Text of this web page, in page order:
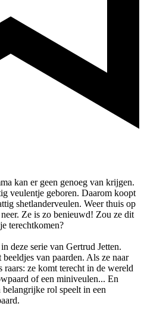
kan er geen genoeg van krijgen.
veulentje geboren. Daarom koopt
shetlanderveulen. Weer thuis op
Ze is zo benieuwd! Zou ze dit
terechtkomen?
deze serie van Gertrud Jetten.
van paarden. Als ze naar
ze komt terecht in de wereld
of een miniveulen... En
rol speelt in een